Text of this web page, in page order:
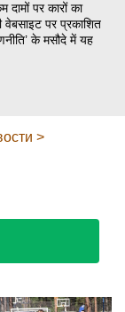
दामों पर कारों का
वेबसाइट पर प्रकाशित
के मसौदे में यह
>